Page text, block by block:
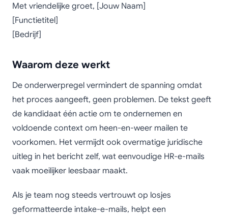
Met vriendelijke groet, [Jouw Naam]
[Functietitel]
[Bedrijf]
Waarom deze werkt
De onderwerpregel vermindert de spanning omdat
het proces aangeeft, geen problemen. De tekst geeft
de kandidaat één actie om te ondernemen en
voldoende context om heen-en-weer mailen te
voorkomen. Het vermijdt ook overmatige juridische
uitleg in het bericht zelf, wat eenvoudige HR-e-mails
vaak moeilijker leesbaar maakt.
Als je team nog steeds vertrouwt op losjes
geformatteerde intake-e-mails, helpt een